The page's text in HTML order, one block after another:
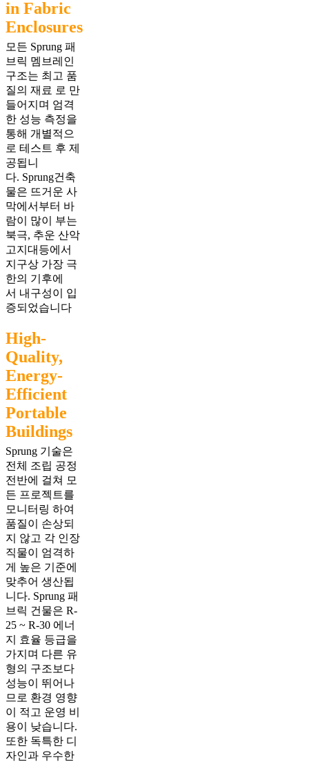
in Fabric
Enclosures
모든 Sprung 패
브릭 멤브레인
구조는 최고 품
질의 재료 로 만
들어지며 엄격
한 성능 측정을
통해 개별적으
로 테스트 후 제
공됩니
다. Sprung건축
물은 뜨거운 사
막에서부터 바
람이 많이 부는
북극, 추운 산악
고지대등에서
지구상 가장 극
한의 기후에
서 내구성이 입
증되었습니다
High-
Quality,
Energy-
Efficient
Portable
Buildings
Sprung 기술은
전체 조립 공정
전반에 걸쳐 모
든 프로젝트를
모니터링 하여
품질이 손상되
지 않고 각 인장
직물이 엄격하
게 높은 기준에
맞추어 생산됩
니다. Sprung 패
브릭 건물은 R-
25 ~ R-30 에너
지 효율 등급을
가지며 다른 유
형의 구조보다
성능이 뛰어나
므로 환경 영향
이 적고 운영 비
용이 낮습니다.
또한 독특한 디
자인과 우수한